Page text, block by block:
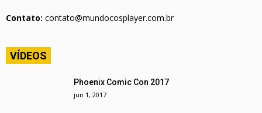
Contato: contato@mundocosplayer.com.br
VÍDEOS
Phoenix Comic Con 2017
jun 1, 2017